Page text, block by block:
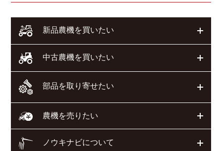
新品農機を買いたい
中古農機を買いたい
部品を取り寄せたい
農機を売りたい
ノウキナビについて